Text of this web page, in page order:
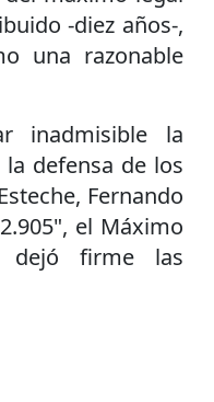
-diez años-,
una razonable
inadmisible la
defensa de los
Fernando
el Máximo
dejó firme las